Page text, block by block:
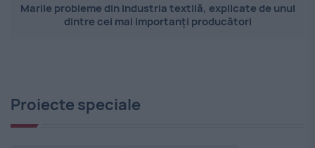
Marile probleme din industria textilă, explicate de unul
dintre cei mai importanți producători
Proiecte speciale